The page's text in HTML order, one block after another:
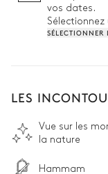
vos dates.
SÉLECTIONNER
LES
Vue sur les
la nature
Hammam